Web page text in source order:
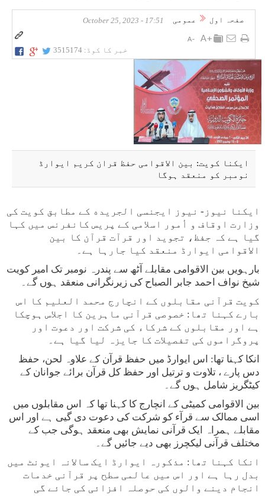
صفحہ اول عمومی 17:51 - October 25, 2023
خبر کا کوڈ: 3515174
ایکنا کویت: بین الاقوامی حفظ قران کریم ایوارڈ
نومبر کو منعقد ہوگا
ایکنا نیوز- نیوز ایجنسی الجریده کے مطابق کویت کی
وزارت اوقاف و أمور اسلامی کے پریس کانفرنس میں کہا
گیا ہے کہ حٖفظ، تجوید اور قرآت قرآن کا بین
الاقوامی ایوارڈ منعقد کیا جارہا ہے۔
بارہویں بین الاقوامی مقابلے آٹھ سے پندرہ نومبر تک امیر کویت
شیخ نواف احمد جابر الصباح کی زیرنگرانی منعقد ہوں گے۔
کویت قرآنی مقابلوں کے انچارج محمد العلیم کا اس
بارے کہنا تھا: خصوصی قرآنی ماہرین کا اجلاس ہوچکا
ہے اور مقابلوں کے شرکاء کی شرکت اور دعوت اور
پروگراموں کی تفصیلات کا جایزہ لیا گیا ہے۔
انکا کہنا تھا: اس ایوارڈ میں حفظ قرآن کے علاوہ لحن، حفظ
دس پارے ، تلاوت و ترتیل اور حفظ کل قرآن برائے جوانان کے
کیٹگریز شامل ہوں گے۔
بین الاقوامی کمیٹی کے انچارج کا کہنا تھا کہ اس مقابلوں میں
اسی ممالک سے قرآء کو شرکت کی دعوت دی گیی ہے اور اس
مقابلے ہمراہ ایک قرآنی نمایش بھی منعقد ہوگی جب کے
مختلف قرآنی لیکچرز بھی دیے جائیں گے۔
انکا کہنا تھا: مذکورہ ایوارڈ ایک سالانہ ایونٹ میں
بدل رہا ہے اور اس میں عالمی سطح پر قرآنی خدمات
انجام دینے والوں کی حوصلہ افزائی کی جائے گی